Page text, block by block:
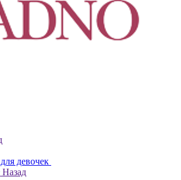
девочек
Назад